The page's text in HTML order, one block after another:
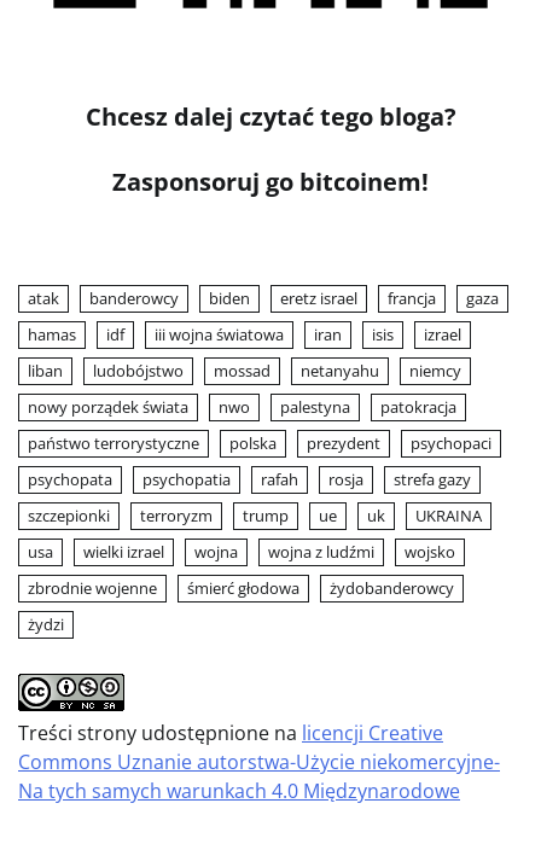
Chcesz dalej czytać tego bloga?
Zasponsoruj go bitcoinem!
atak banderowcy biden eretz israel francja
gaza
hamas
idf iii wojna światowa iran isis
izrael
liban
ludobójstwo mossad netanyahu
niemcy
nowy porządek świata
nwo palestyna
patokracja
państwo terrorystyczne
polska prezydent
psychopaci
psychopata
psychopatia rafah rosja
strefa gazy
szczepionki
terroryzm trump ue uk
UKRAINA
usa
wielki izrael wojna wojna z ludźmi
wojsko
zbrodnie wojenne
śmierć głodowa
żydobanderowcy
żydzi
Treści strony udostępnione na licencji Creative
Commons Uznanie autorstwa-Użycie niekomercyjne-
Na tych samych warunkach 4.0 Międzynarodowe